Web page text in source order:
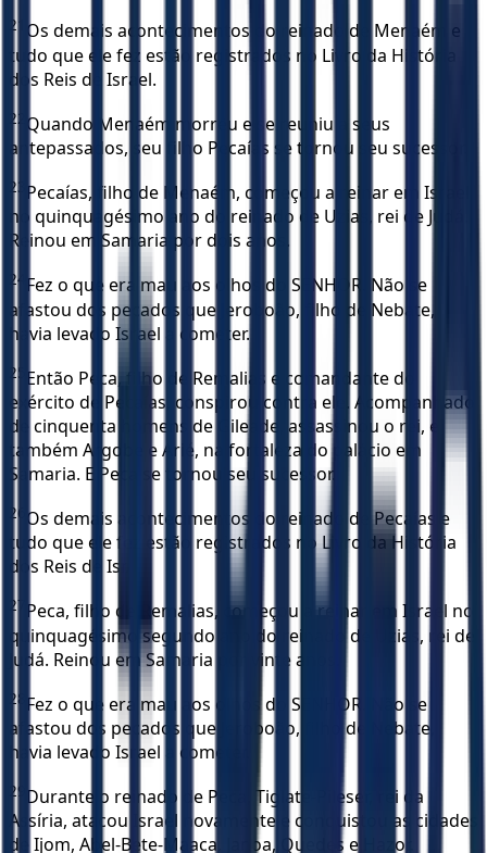
21
Os demais acontecimentos do reinado de Menaém e
tudo que ele fez estão registrados no Livro da História
dos Reis de Israel.
22 Quando Menaém morreu e se reuniu a seus
antepassados, seu filho Pecaías se tornou seu sucessor.
23 Pecaías, filho de Menaém, começou a reinar em Israel
no quinquagésimo ano do reinado de Uzias, rei de Judá.
Reinou em Samaria por dois anos.
24 Fez o que era mau aos olhos do SENHOR. Não se
afastou dos pecados que Jeroboão, filho de Nebate,
havia levado Israel a cometer.
25 Então Peca, filho de Remalias e comandante do
exército de Pecaías, conspirou contra ele. Acompanhado
de cinquenta homens de Gileade, assassinou o rei, e
também Argobe e Arié, na fortaleza do palácio em
Samaria. E Peca se tornou seu sucessor.
26 Os demais acontecimentos do reinado de Pecaías e
tudo que ele fez estão registrados no Livro da História
dos Reis de Isr.
27 Peca, filho de Remalias, começou a reinar em Israel no
quinquagésimo segundo ano do reinado de Uzias, rei de
Judá. Reinou em Samaria por vinte anos.
28 Fez o que era mau aos olhos do SENHOR. Não se
afastou dos pecados que Jeroboão, filho de Nebate,
havia levado Israel a cometer.
29 Durante o reinado de Peca, Tiglate-Pileser, rei da
Assíria, atacou Israel novamente e conquistou as cidades
de Ijom, Abel-Bete-Maaca, Janoa, Quedes e Hazor.